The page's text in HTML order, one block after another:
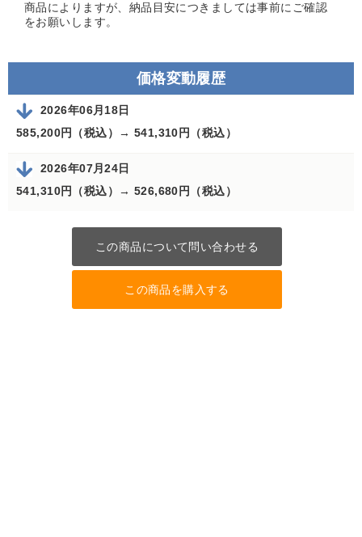
商品によりますが、納品目安につきましては事前にご確認
をお願いします。
価格変動履歴
2026年06月18日
585,200円（税込）→ 541,310円（税込）
2026年07月24日
541,310円（税込）→ 526,680円（税込）
この商品について問い合わせる
この商品を購入する